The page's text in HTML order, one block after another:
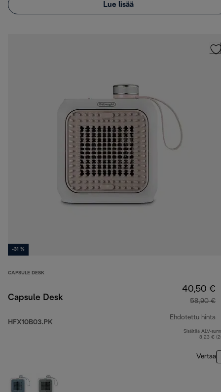
Lue lisää
-31 %
CAPSULE DESK
Capsule Desk
HFX10B03.PK
40,50 €
58,90 €
Ehdotettu hinta
Sisältää ALV-
8,23 €
Vertaa